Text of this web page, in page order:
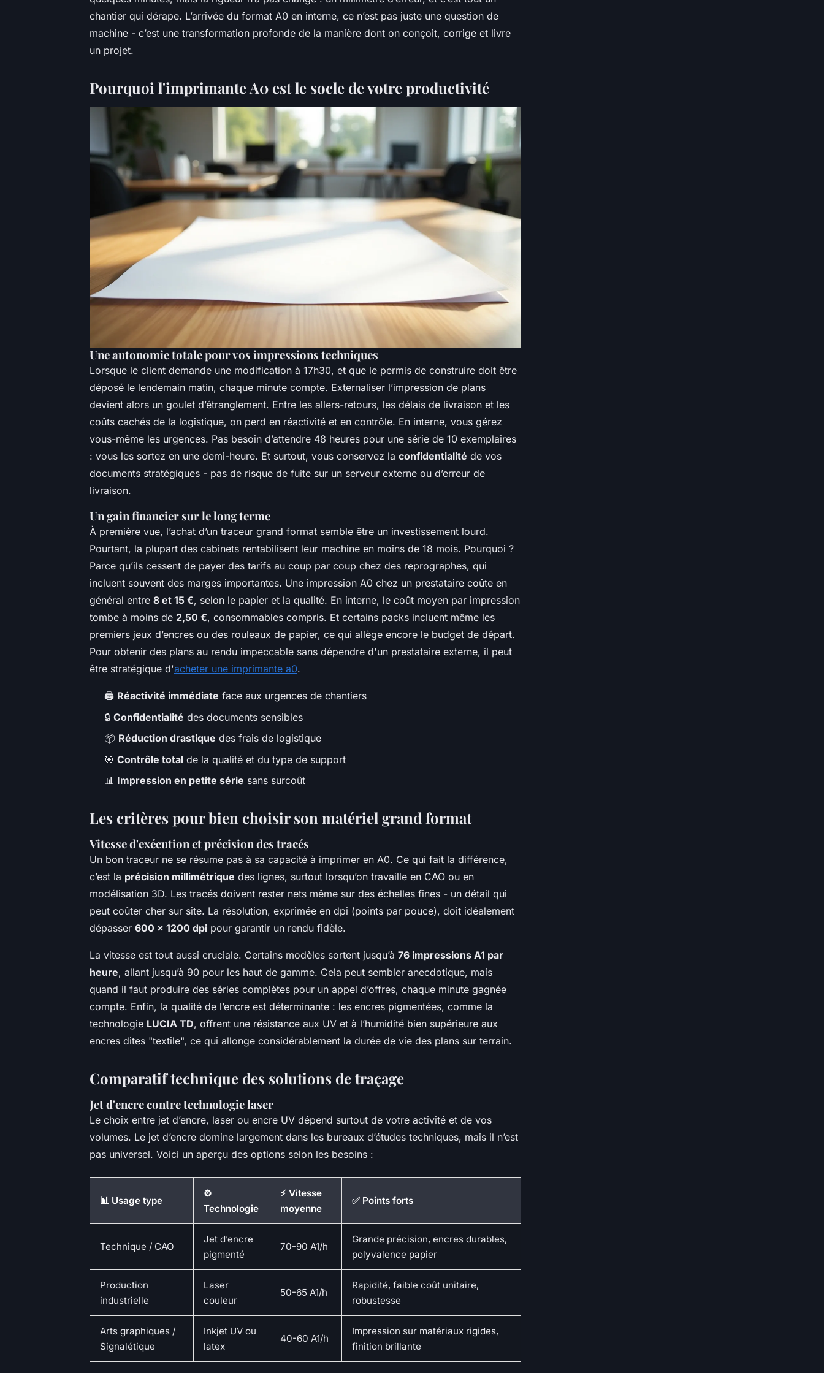
chantier qui dérape. L’arrivée du format A0 en interne, ce n’est pas juste une question de
machine - c’est une transformation profonde de la manière dont on conçoit, corrige et livre
un projet.
Pourquoi l'imprimante A0 est le socle de votre productivité
Une autonomie totale pour vos impressions techniques
Lorsque le client demande une modification à 17h30, et que le permis de construire doit être
déposé le lendemain matin, chaque minute compte. Externaliser l’impression de plans
devient alors un goulet d’étranglement. Entre les allers-retours, les délais de livraison et les
coûts cachés de la logistique, on perd en réactivité et en contrôle. En interne, vous gérez
vous-même les urgences. Pas besoin d’attendre 48 heures pour une série de 10 exemplaires
: vous les sortez en une demi-heure. Et surtout, vous conservez la confidentialité de vos
documents stratégiques - pas de risque de fuite sur un serveur externe ou d’erreur de
livraison.
Un gain financier sur le long terme
À première vue, l’achat d’un traceur grand format semble être un investissement lourd.
Pourtant, la plupart des cabinets rentabilisent leur machine en moins de 18 mois. Pourquoi ?
Parce qu’ils cessent de payer des tarifs au coup par coup chez des reprographes, qui
incluent souvent des marges importantes. Une impression A0 chez un prestataire coûte en
général entre 8 et 15 €, selon le papier et la qualité. En interne, le coût moyen par impression
tombe à moins de 2,50 €, consommables compris. Et certains packs incluent même les
premiers jeux d’encres ou des rouleaux de papier, ce qui allège encore le budget de départ.
Pour obtenir des plans au rendu impeccable sans dépendre d'un prestataire externe, il peut
être stratégique d'acheter une imprimante a0.
🖨️ Réactivité immédiate face aux urgences de chantiers
🔒 Confidentialité des documents sensibles
📦 Réduction drastique des frais de logistique
🎯 Contrôle total de la qualité et du type de support
📊 Impression en petite série sans surcoût
Les critères pour bien choisir son matériel grand format
Vitesse d'exécution et précision des tracés
Un bon traceur ne se résume pas à sa capacité à imprimer en A0. Ce qui fait la différence,
c’est la précision millimétrique des lignes, surtout lorsqu’on travaille en CAO ou en
modélisation 3D. Les tracés doivent rester nets même sur des échelles fines - un détail qui
peut coûter cher sur site. La résolution, exprimée en dpi (points par pouce), doit idéalement
dépasser 600 x 1200 dpi pour garantir un rendu fidèle.
La vitesse est tout aussi cruciale. Certains modèles sortent jusqu’à 76 impressions A1 par
heure, allant jusqu’à 90 pour les haut de gamme. Cela peut sembler anecdotique, mais
quand il faut produire des séries complètes pour un appel d’offres, chaque minute gagnée
compte. Enfin, la qualité de l’encre est déterminante : les encres pigmentées, comme la
technologie LUCIA TD, offrent une résistance aux UV et à l’humidité bien supérieure aux
encres dites "textile", ce qui allonge considérablement la durée de vie des plans sur terrain.
Comparatif technique des solutions de traçage
Jet d'encre contre technologie laser
Le choix entre jet d’encre, laser ou encre UV dépend surtout de votre activité et de vos
volumes. Le jet d’encre domine largement dans les bureaux d’études techniques, mais il n’est
pas universel. Voici un aperçu des options selon les besoins :
📊 Usage type
⚙️
Technologie
⚡ Vitesse
moyenne
✅ Points forts
Technique / CAO
Jet d’encre
pigmenté
70-90 A1/h
Grande précision, encres durables,
polyvalence papier
Production
industrielle
Laser
couleur
50-65 A1/h
Rapidité, faible coût unitaire,
robustesse
Arts graphiques /
Signalétique
Inkjet UV ou
latex
40-60 A1/h
Impression sur matériaux rigides,
finition brillante